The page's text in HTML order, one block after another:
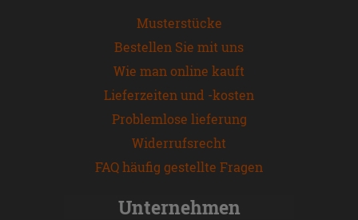
Musterstücke
Bestellen Sie mit uns
Wie man online kauft
Lieferzeiten und -kosten
Problemlose lieferung
Widerrufsrecht
FAQ häufig gestellte Fragen
Unternehmen